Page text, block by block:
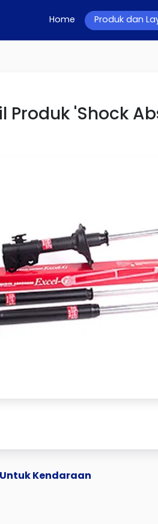
Home (current)
Produk dan
Produk 'Shock
Kendaraan